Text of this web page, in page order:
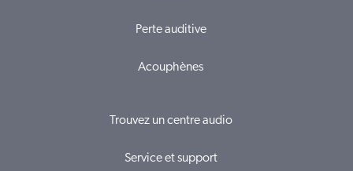
Perte auditive
Acouphènes
Trouvez un centre audio
Service et support